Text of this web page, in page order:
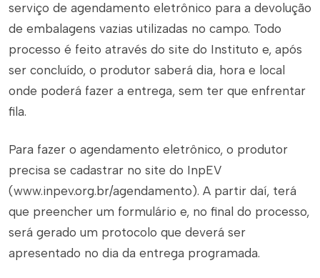
serviço de agendamento eletrônico para a devolução
de embalagens vazias utilizadas no campo. Todo
processo é feito através do site do Instituto e, após
ser concluído, o produtor saberá dia, hora e local
onde poderá fazer a entrega, sem ter que enfrentar
fila.
Para fazer o agendamento eletrônico, o produtor
precisa se cadastrar no site do InpEV
(www.inpev.org.br/agendamento). A partir daí, terá
que preencher um formulário e, no final do processo,
será gerado um protocolo que deverá ser
apresentado no dia da entrega programada.